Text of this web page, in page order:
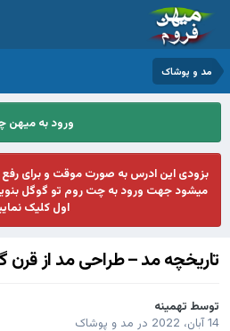
مد و پوشاک
ورود به میهن
بزودی این ادرس به صورت موقت و برای
میشود جهت ورود به چت روم تو گوگل
اول کلیک
تاریخچه مد – طراحی مد از قرن
توسط تهمینه
14 آبان، 2022
در مد و پوشاک